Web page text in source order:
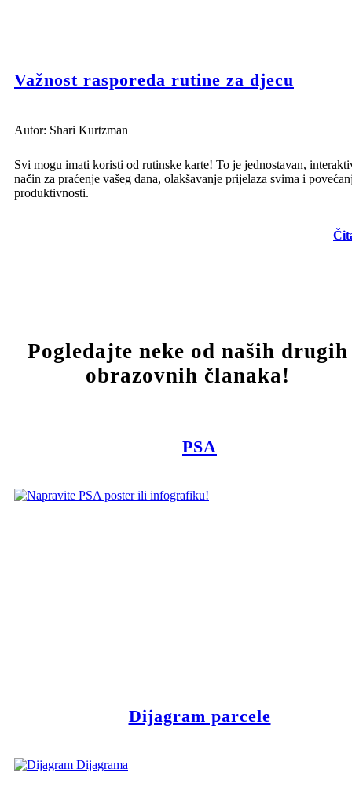
Važnost rasporeda rutine za djecu
Autor: Shari Kurtzman
Svi mogu imati koristi od rutinske karte! To je jednostavan,
način za praćenje vašeg dana, olakšavanje prijelaza svima i
produktivnosti.
Pogledajte neke od naših drugih
obrazovnih članaka!
PSA
Dijagram parcele